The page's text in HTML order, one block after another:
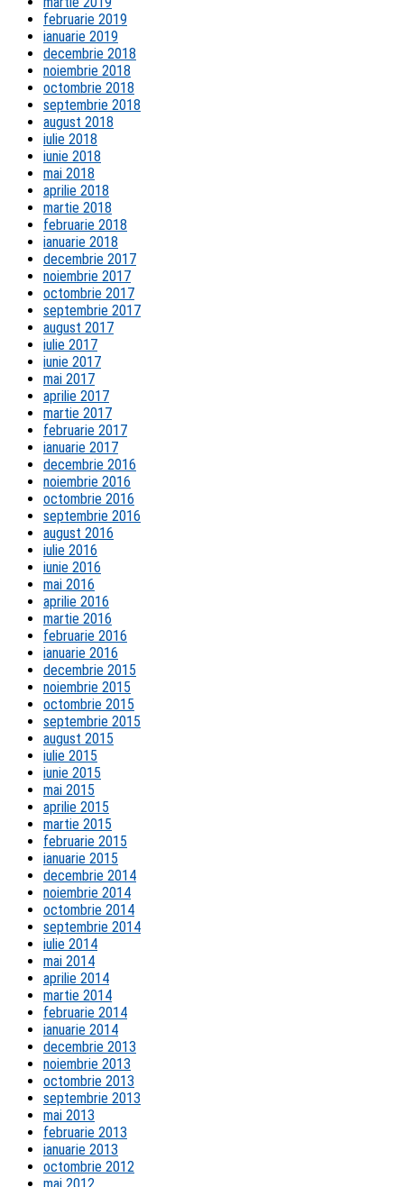
februarie 2019
ianuarie 2019
decembrie 2018
noiembrie 2018
octombrie 2018
septembrie 2018
august 2018
iulie 2018
iunie 2018
mai 2018
aprilie 2018
martie 2018
februarie 2018
ianuarie 2018
decembrie 2017
noiembrie 2017
octombrie 2017
septembrie 2017
august 2017
iulie 2017
iunie 2017
mai 2017
aprilie 2017
martie 2017
februarie 2017
ianuarie 2017
decembrie 2016
noiembrie 2016
octombrie 2016
septembrie 2016
august 2016
iulie 2016
iunie 2016
mai 2016
aprilie 2016
martie 2016
februarie 2016
ianuarie 2016
decembrie 2015
noiembrie 2015
octombrie 2015
septembrie 2015
august 2015
iulie 2015
iunie 2015
mai 2015
aprilie 2015
martie 2015
februarie 2015
ianuarie 2015
decembrie 2014
noiembrie 2014
octombrie 2014
septembrie 2014
iulie 2014
mai 2014
aprilie 2014
martie 2014
februarie 2014
ianuarie 2014
decembrie 2013
noiembrie 2013
octombrie 2013
septembrie 2013
mai 2013
februarie 2013
ianuarie 2013
octombrie 2012